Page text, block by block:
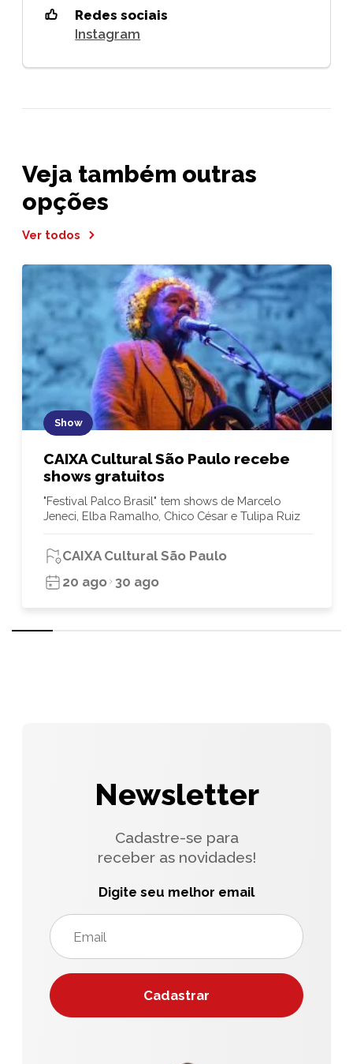
Redes sociais
Instagram
Veja também outras
opções
Ver todos
Show
CAIXA Cultural São Paulo recebe
shows gratuitos
"Festival Palco Brasil" tem shows de Marcelo
Jeneci, Elba Ramalho, Chico César e Tulipa Ruiz
CAIXA Cultural São Paulo
20 ago 30 ago
Newsletter
Cadastre-se para
receber as novidades!
Digite seu melhor email